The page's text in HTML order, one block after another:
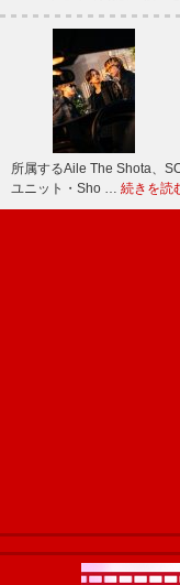
所属するAile The Shota、
ユニット・Sho … 続きを読